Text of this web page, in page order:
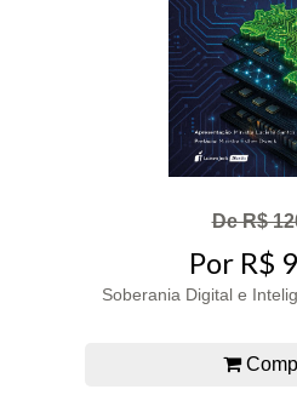
De R$
Por R$
Soberania Digital e